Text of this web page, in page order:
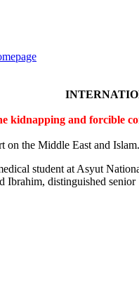
kidnapping and forcible
on the Middle East and Islam.
student at Asyut
Ibrahim, distinguished